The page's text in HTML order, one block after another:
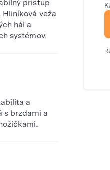
prístup
veža
hál a
systémov.
a
s brzdami a